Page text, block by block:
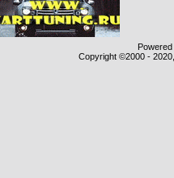
Copyright ©2000 -